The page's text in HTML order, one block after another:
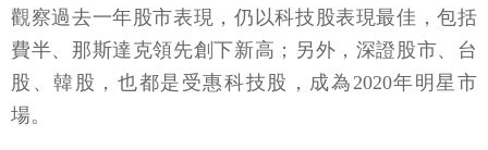
觀察過去一年股市表現，仍以科技股表現最佳，包括
費半、那斯達克領先創下新高；另外，深證股市、台
股、韓股，也都是受惠科技股，成為2020年明星市
場。